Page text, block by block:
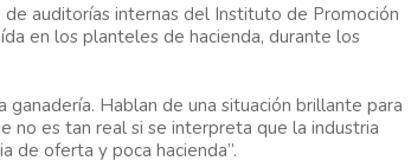
auditorías internas del Instituto de Promoción
en los planteles de hacienda, durante los
Hablan de una situación brillante para
no es tan real si se interpreta que la industria
de oferta y poca hacienda”.